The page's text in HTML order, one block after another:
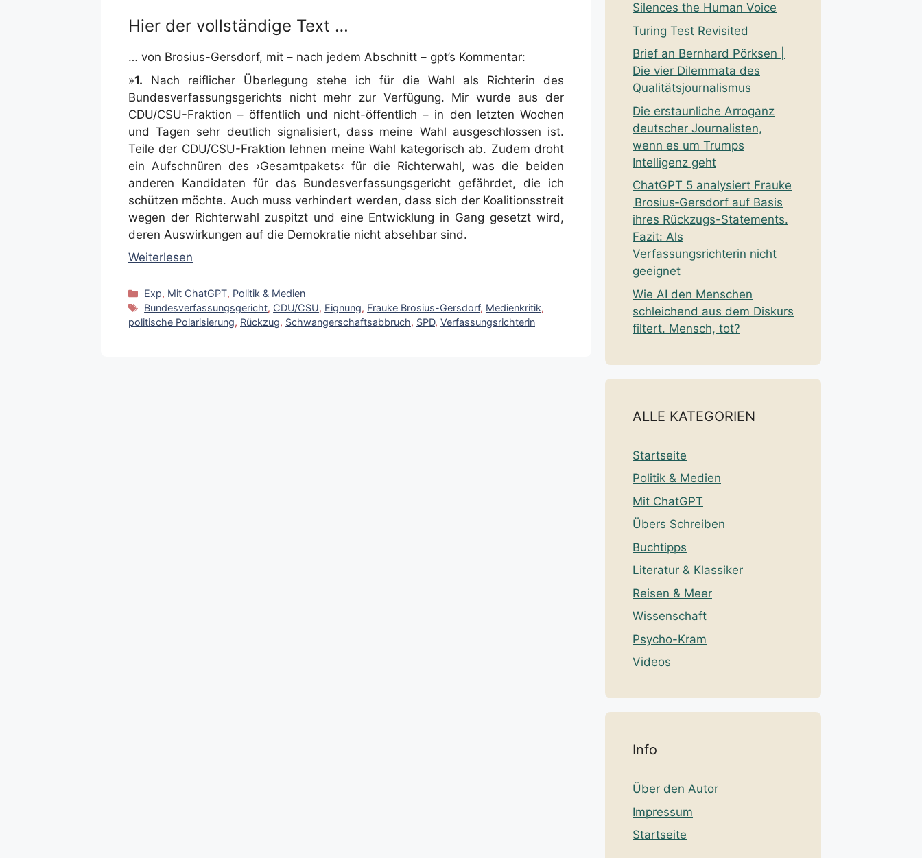
Hier der vollständige Text …
… von Brosius-Gersdorf, mit – nach jedem Abschnitt – gpt’s Kommentar:
»1. Nach reiflicher Überlegung stehe ich für die Wahl als Richterin des
Bundesverfassungsgerichts nicht mehr zur Verfügung. Mir wurde aus der
CDU/CSU-Fraktion – öffentlich und nicht-öffentlich – in den letzten Wochen
und Tagen sehr deutlich signalisiert, dass meine Wahl ausgeschlossen ist.
Teile der CDU/CSU-Fraktion lehnen meine Wahl kategorisch ab. Zudem droht
ein Aufschnüren des ›Gesamtpakets‹ für die Richterwahl, was die beiden
anderen Kandidaten für das Bundesverfassungsgericht gefährdet, die ich
schützen möchte. Auch muss verhindert werden, dass sich der Koalitionsstreit
wegen der Richterwahl zuspitzt und eine Entwicklung in Gang gesetzt wird,
deren Auswirkungen auf die Demokratie nicht absehbar sind.
Weiterlesen
Kategorien
Exp, Mit ChatGPT, Politik & Medien
Schlagwörter
Bundesverfassungsgericht, CDU/CSU, Eignung, Frauke Brosius-Gersdorf, Medienkritik,
politische Polarisierung, Rückzug, Schwangerschaftsabbruch, SPD, Verfassungsrichterin
Silences the Human Voice
Turing Test Revisited
Brief an Bernhard Pörksen |
Die vier Dilemmata des
Qualitätsjournalismus
Die erstaunliche Arroganz
deutscher Journalisten,
wenn es um Trumps
Intelligenz geht
ChatGPT 5 analysiert Frauke
Brosius‑Gersdorf auf Basis
ihres Rückzugs-Statements.
Fazit: Als
Verfassungsrichterin nicht
geeignet
Wie AI den Menschen
schleichend aus dem Diskurs
filtert. Mensch, tot?
ALLE KATEGORIEN
Startseite
Politik & Medien
Mit ChatGPT
Übers Schreiben
Buchtipps
Literatur & Klassiker
Reisen & Meer
Wissenschaft
Psycho-Kram
Videos
Info
Über den Autor
Impressum
Startseite